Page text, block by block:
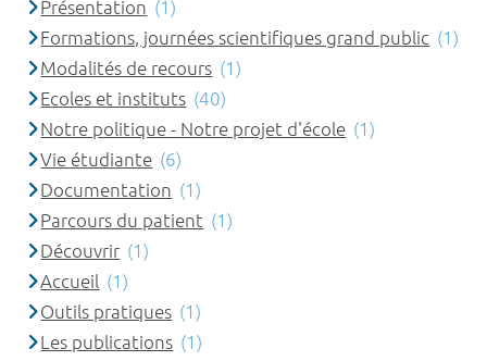
Présentation (1)
Formations, journées scientifiques grand public (1)
Modalités de recours (1)
Ecoles et instituts (40)
Notre politique - Notre projet d'école (1)
Vie étudiante (6)
Documentation (1)
Parcours du patient (1)
Découvrir (1)
Accueil (1)
Outils pratiques (1)
Les publications (1)